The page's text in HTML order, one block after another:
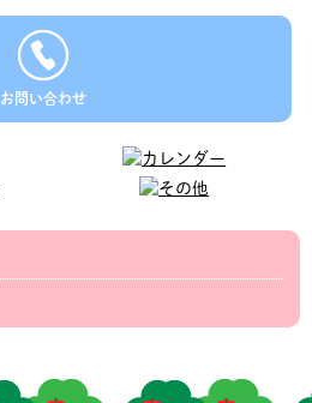
お問い合わせ